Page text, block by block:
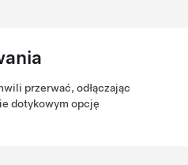
przerwać, odłączając
dotykowym opcję